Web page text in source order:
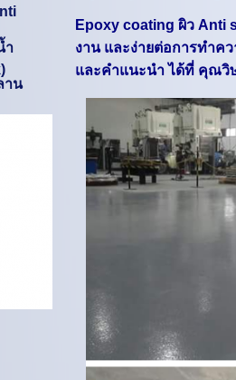
ำ
าน
Epoxy coating ผิว
งาน และง่ายต่อการทำค
และคำแนะนำ ได้ที่ คุณวิ